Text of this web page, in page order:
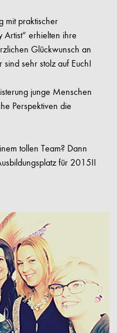
mit praktischer
Artist“ erhielten ihre
Glückwunsch an
sehr stolz auf Euch!
junge Menschen
Perspektiven die
tollen Team? Dann
für 2015!!